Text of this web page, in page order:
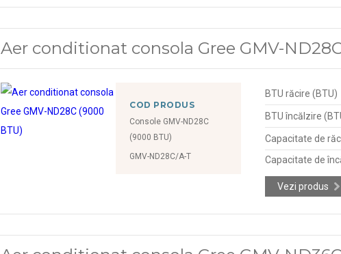
Aer conditionat consola Gree GMV-
COD PRODUS
Console GMV-ND28C
(9000 BTU)
GMV-ND28C/A-T
BTU răcire (BTU)
BTU încălzire
Capacitate de
Capacitate de
Vezi produs